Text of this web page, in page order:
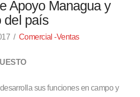
Apoyo Managua y
del país
Comercial -Ventas
sus funciones en campo y